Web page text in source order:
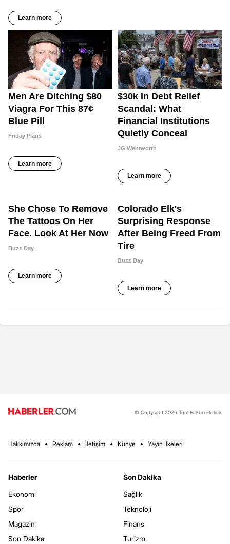
© Copyright 2026 Tüm Hakları Gizlidir.
Hakkımızda Reklam İletişim Künye Yayın İlkeleri
Haberler
Ekonomi
Spor
Magazin
Son Dakika
Son Dakika
Sağlık
Teknoloji
Finans
Turizm